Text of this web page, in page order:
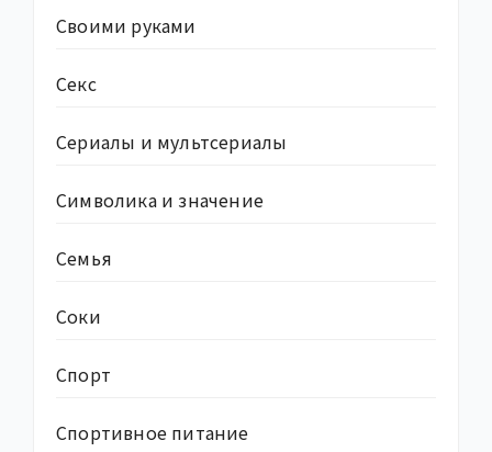
Своими руками
Секс
Сериалы и мультсериалы
Символика и значение
Семья
Соки
Спорт
Спортивное питание